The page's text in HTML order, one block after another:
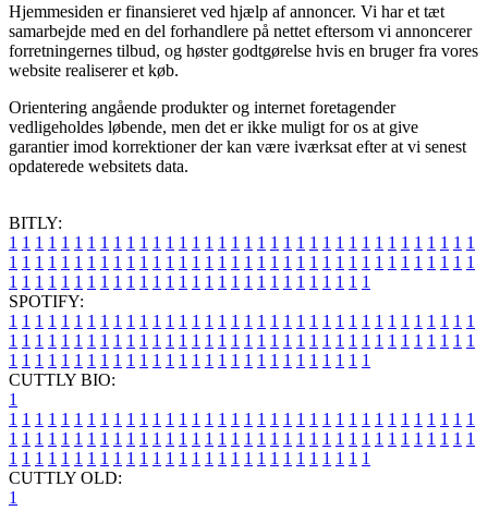
Hjemmesiden er finansieret ved hjælp af annoncer. Vi har et tæt
samarbejde med en del forhandlere på nettet eftersom vi annoncerer
forretningernes tilbud, og høster godtgørelse hvis en bruger fra vores
website realiserer et køb.
Orientering angående produkter og internet foretagender
vedligeholdes løbende, men det er ikke muligt for os at give
garantier imod korrektioner der kan være iværksat efter at vi senest
opdaterede websitets data.
BITLY:
1 1 1 1 1 1 1 1 1 1 1 1 1 1 1 1 1 1 1 1 1 1 1 1 1 1 1 1 1 1 1 1 1 1 1 1
1 1 1 1 1 1 1 1 1 1 1 1 1 1 1 1 1 1 1 1 1 1 1 1 1 1 1 1 1 1 1 1 1 1 1 1
1 1 1 1 1 1 1 1 1 1 1 1 1 1 1 1 1 1 1 1 1 1 1 1 1 1 1 1
SPOTIFY:
1 1 1 1 1 1 1 1 1 1 1 1 1 1 1 1 1 1 1 1 1 1 1 1 1 1 1 1 1 1 1 1 1 1 1 1
1 1 1 1 1 1 1 1 1 1 1 1 1 1 1 1 1 1 1 1 1 1 1 1 1 1 1 1 1 1 1 1 1 1 1 1
1 1 1 1 1 1 1 1 1 1 1 1 1 1 1 1 1 1 1 1 1 1 1 1 1 1 1 1
CUTTLY BIO:
1
1 1 1 1 1 1 1 1 1 1 1 1 1 1 1 1 1 1 1 1 1 1 1 1 1 1 1 1 1 1 1 1 1 1 1 1
1 1 1 1 1 1 1 1 1 1 1 1 1 1 1 1 1 1 1 1 1 1 1 1 1 1 1 1 1 1 1 1 1 1 1 1
1 1 1 1 1 1 1 1 1 1 1 1 1 1 1 1 1 1 1 1 1 1 1 1 1 1 1 1
CUTTLY OLD:
1